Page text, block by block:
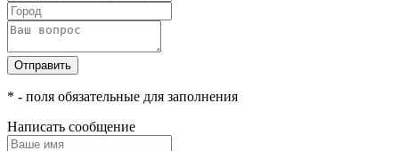
Отправить
* - поля обязательные для заполнения
Написать сообщение